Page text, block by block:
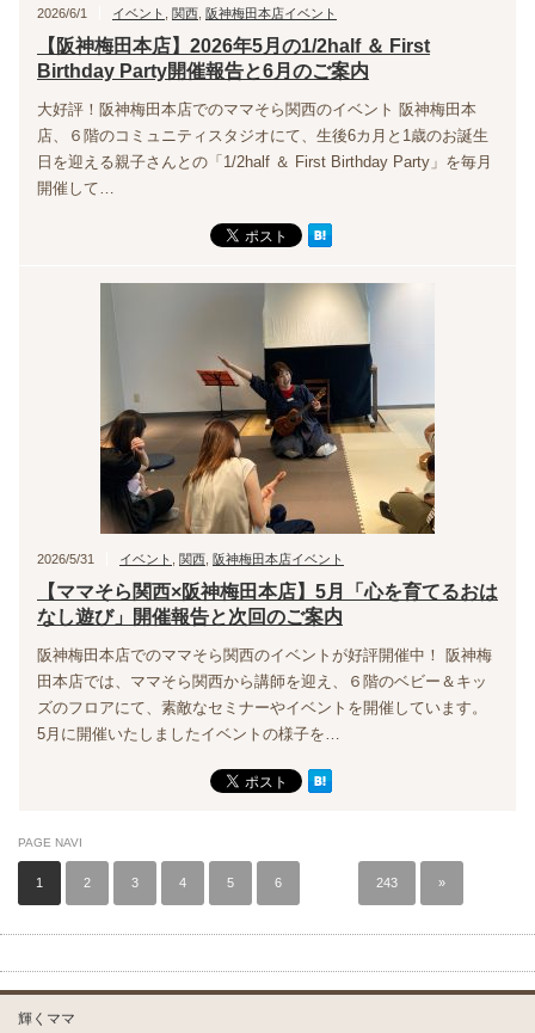
2026/6/1 イベント 関西 阪神梅田本店イベント
【阪神梅田本店】2026年5月の1/2half ＆ First
Birthday Party開催報告と6月のご案内
大好評！阪神梅田本店でのママそら関西のイベント 阪神梅田本
店、６階のコミュニティスタジオにて、生後6カ月と1歳のお誕生
日を迎える親子さんとの「1/2half ＆ First Birthday Party」を毎月
開催して…
2026/5/31 イベント 関西 阪神梅田本店イベント
【ママそら関西×阪神梅田本店】5月「心を育てるおは
なし遊び」開催報告と次回のご案内
阪神梅田本店でのママそら関西のイベントが好評開催中！ 阪神梅
田本店では、ママそら関西から講師を迎え、６階のベビー＆キッ
ズのフロアにて、素敵なセミナーやイベントを開催しています。
5月に開催いたしましたイベントの様子を…
PAGE NAVI
1 2 3 4 5 6 243 »
輝くママ